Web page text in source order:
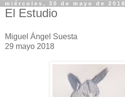
miércoles, 30 de mayo de 2018
El Estudio
Miguel Ángel Suesta
29 mayo 2018